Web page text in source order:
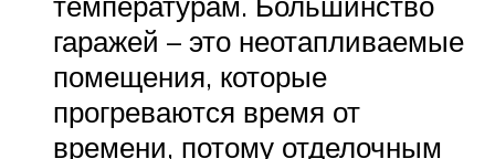
гаражей – это неотапливаемые
помещения, которые
прогреваются время от
времени, потому отделочным